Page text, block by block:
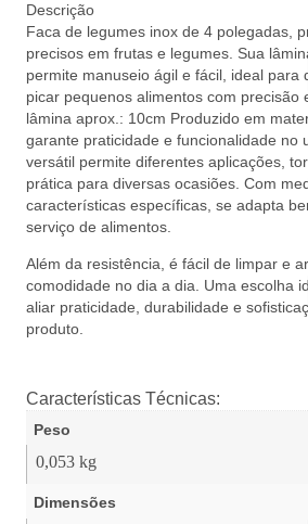
Descrição
Faca de legumes inox de 4 polegadas,
precisos em frutas e legumes. Sua
permite manuseio ágil e fácil, ideal para
picar pequenos alimentos com precisão
lâmina aprox.: 10cm Produzido em
garante praticidade e funcionalidade no
versátil permite diferentes aplicações,
prática para diversas ocasiões. Com
características específicas, se adapta
serviço de alimentos.
Além da resistência, é fácil de limpar e
comodidade no dia a dia. Uma escolha
aliar praticidade, durabilidade e
produto.
Características Técnicas:
Peso
0,053 kg
Dimensões